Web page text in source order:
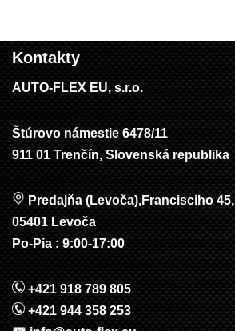
Kontakty
AUTO-FLEX EU, s.r.o.
Štúrovo námestie 6478/11
911 01 Trenčín, Slovenská republika
Predajňa (Levoča),Francisciho 45,
05401 Levoča
Po-Pia : 9:00-17:00
+421 918 789 805
+421 944 358 253